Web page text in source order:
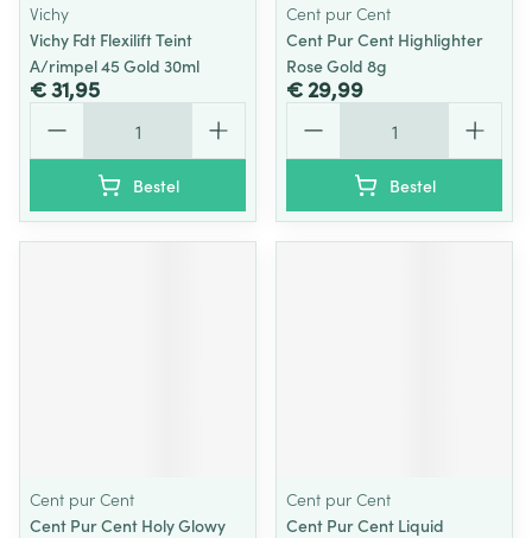
Vichy
Vichy Fdt Flexilift Teint
A/rimpel 45 Gold 30ml
€ 31,95
Bestel
Cent pur Cent
Cent Pur Cent Highlighter
Rose Gold 8g
€ 29,99
Bestel
Cent pur Cent
Cent Pur Cent Holy Glowy
Cent pur Cent
Cent Pur Cent Liquid